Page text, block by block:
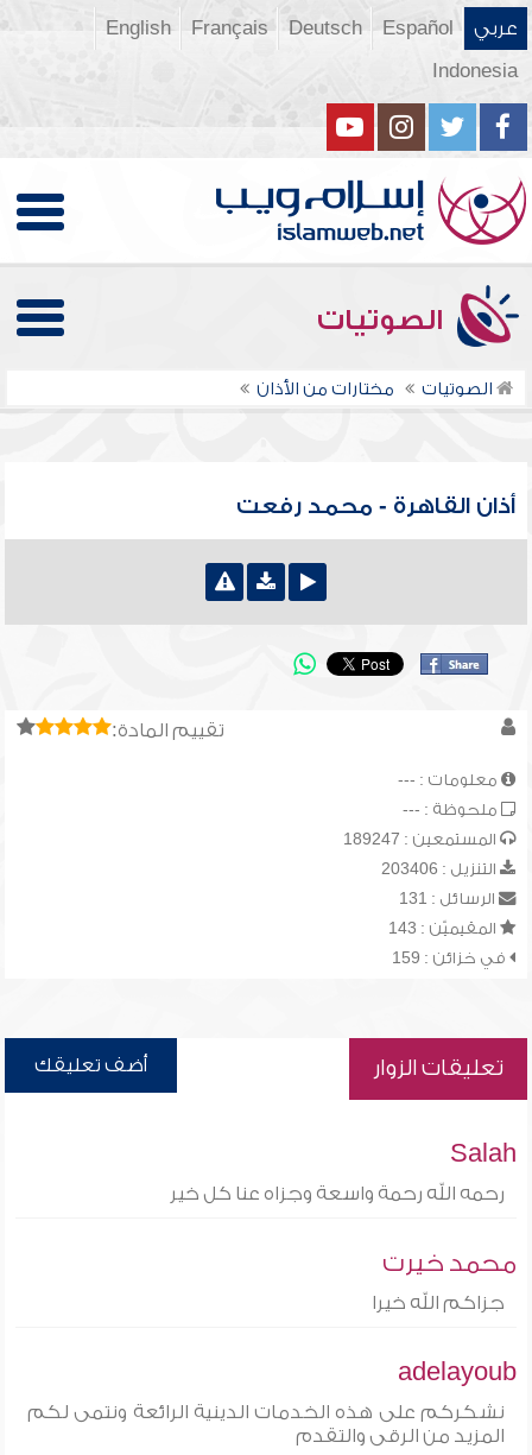
عربي Español
Deutsch
Français
English
Indonesia
الصوتيات
الصوتيات مختارات من الأذان
أذان القاهرة - محمد رفعت
تقييم المادة:
معلومات : ---
ملحوظة : ---
المستمعين : 189247
التنزيل : 203406
الرسائل : 131
المقيميّن : 143
في خزائن : 159
تعليقات الزوار أضف تعليقك
Salah
رحمه الله رحمة واسعة وجزاه عنا كل خير
محمد خيرت
جزاكم الله خيرا
adelayoub
نشكركم على هذه الخدمات الدينية الرائعة ونتمى لكم
المزيد من الرقى والتقدم